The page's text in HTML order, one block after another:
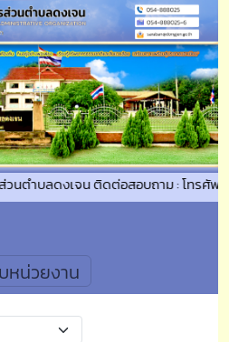
ตำบลดงเจน ติดต่อสอบถาม : โทรศัพ
หน่วยงาน